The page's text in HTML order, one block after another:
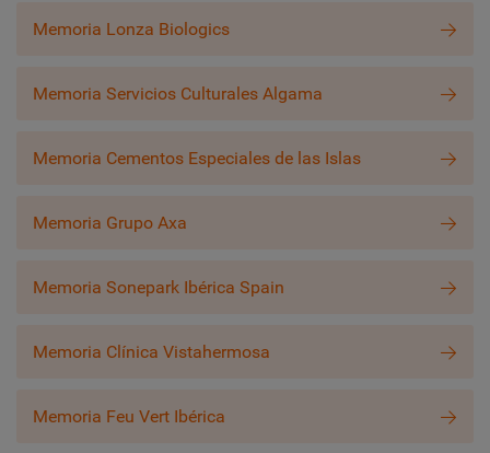
Memoria Lonza Biologics
Memoria Servicios Culturales Algama
Memoria Cementos Especiales de las Islas
Memoria Grupo Axa
Memoria Sonepark Ibérica Spain
Memoria Clínica Vistahermosa
Memoria Feu Vert Ibérica